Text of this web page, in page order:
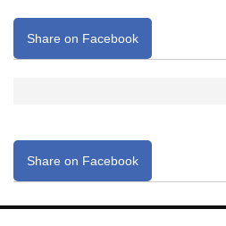
Share on Facebook
Share on Facebook